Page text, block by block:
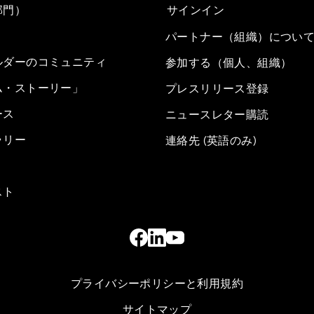
）
ーのコミュニティ
ストーリー」
リー
サインイン
パートナー（組織）につい
参加する（個人、組織）
プレスリリース登録
ニュースレター購読
連絡先 (英語のみ)
プライバシーポリシーと利用規約
サイトマップ